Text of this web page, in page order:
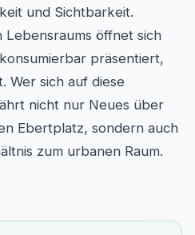
und Sichtbarkeit.
Lebensraums öffnet sich
präsentiert,
Wer sich auf diese
nicht nur Neues über
Ebertplatz, sondern auch
zum urbanen Raum.